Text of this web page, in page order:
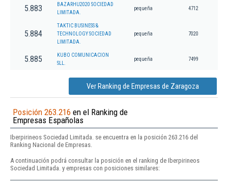
5.883
BAZARHU2020 SOCIEDAD
LIMITADA.
pequeña 4712
5.884
TAKTIC BUSINESS &
TECHNOLOGY SOCIEDAD
LIMITADA.
pequeña 7020
5.885
KUBO COMUNICACION
SLL.
pequeña 7499
Ver Ranking de Empresas de Zaragoza
Posición 263.216 en el Ranking de
Empresas Españolas
Iberpirineos Sociedad Limitada. se encuentra en la posición 263.216 del
Ranking Nacional de Empresas.
A continuación podrá consultar la posición en el ranking de Iberpirineos
Sociedad Limitada. y empresas con posiciones similares: